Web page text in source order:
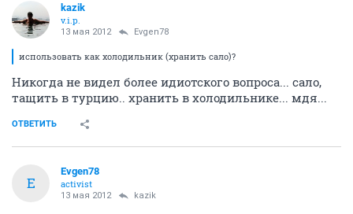
kazik
v.i.p.
13 мая 2012 Evgen78
использовать как холодильник (хранить сало)?
Никогда не видел более идиотского вопроса... сало,
тащить в турцию.. хранить в холодильнике... мдя...
ОТВЕТИТЬ
E
Evgen78
activist
13 мая 2012 kazik